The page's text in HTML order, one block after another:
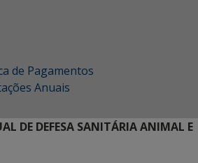
de Pagamentos
Anuais
DE DEFESA SANITÁRIA ANIMAL E